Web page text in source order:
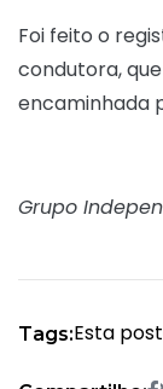
Foi feito o
condutora,
encaminhada
Grupo
Tags:Esta